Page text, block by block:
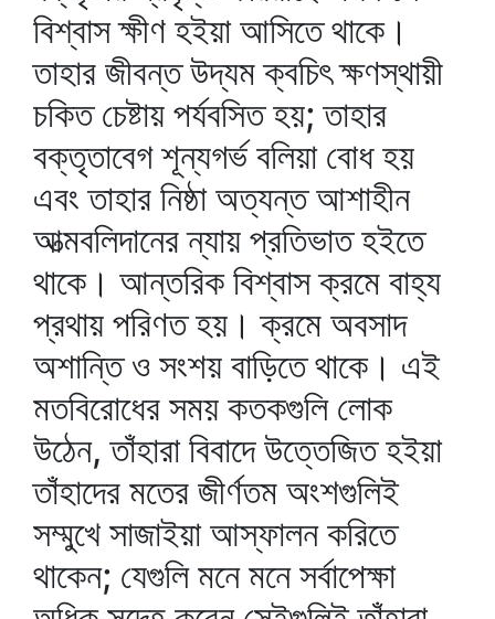
বিশ্বাস ক্ষীণ হইয়া আসিতে থাকে।
তাহার জীবন্ত উদ্যম ক্বচিৎ ক্ষণস্থায়ী
চকিত চেষ্টায় পর্যবসিত হয়; তাহার
বক্তৃতাবেগ শূন্যগর্ভ বলিয়া বোধ হয়
এবং তাহার নিষ্ঠা অত্যন্ত আশাহীন
আত্মবলিদানের ন্যায় প্রতিভাত হইতে
থাকে। আন্তরিক বিশ্বাস ক্রমে বাহ্য
প্রথায় পরিণত হয়। ক্রমে অবসাদ
অশান্তি ও সংশয় বাড়িতে থাকে। এই
মতবিরোধের সময় কতকগুলি লোক
উঠেন, তাঁহারা বিবাদে উত্তেজিত হইয়া
তাঁহাদের মতের জীর্ণতম অংশগুলিই
সম্মুখে সাজাইয়া আস্ফালন করিতে
থাকেন; যেগুলি মনে মনে সর্বাপেক্ষা